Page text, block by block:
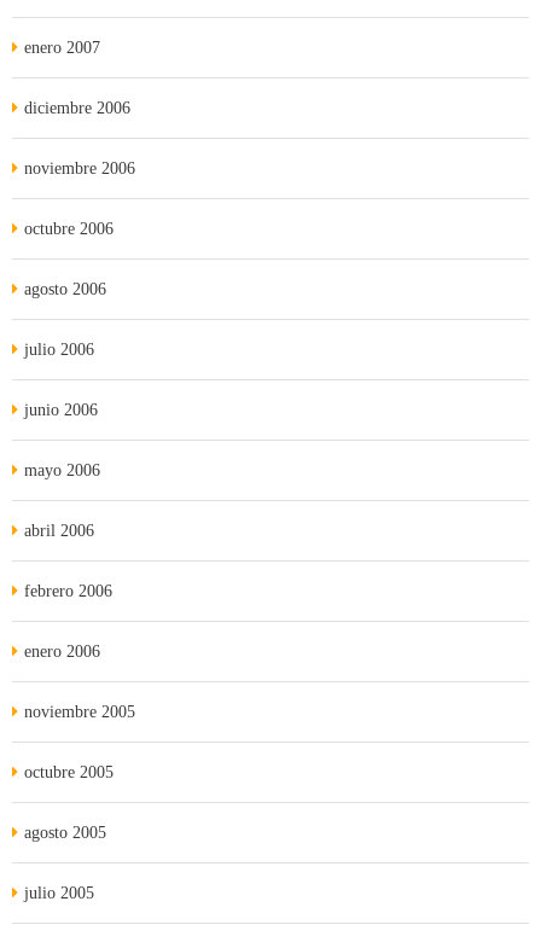
enero 2007
diciembre 2006
noviembre 2006
octubre 2006
agosto 2006
julio 2006
junio 2006
mayo 2006
abril 2006
febrero 2006
enero 2006
noviembre 2005
octubre 2005
agosto 2005
julio 2005